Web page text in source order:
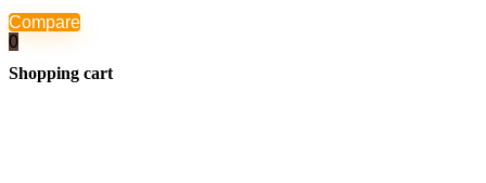
Compare
0
Shopping cart